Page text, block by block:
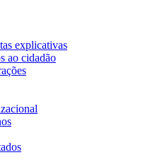
explicativas
ao cidadão